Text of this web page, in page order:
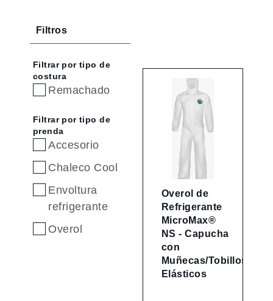
Filtros
Filtrar por tipo de
costura
Remachado
Filtrar por tipo de
prenda
Accesorio
Chaleco Cool
Envoltura
refrigerante
Overol
Overol de
Refrigerante
MicroMax®
NS - Capucha
con
Muñecas/Tobillos
Elásticos